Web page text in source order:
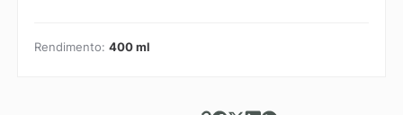
Rendimento:400 ml